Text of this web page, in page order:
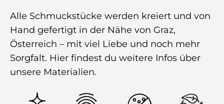
Alle Schmuckstücke werden kreiert und von
Hand gefertigt in der Nähe von Graz,
Österreich – mit viel Liebe und noch mehr
Sorgfalt. Hier findest du weitere Infos über
unsere Materialien.